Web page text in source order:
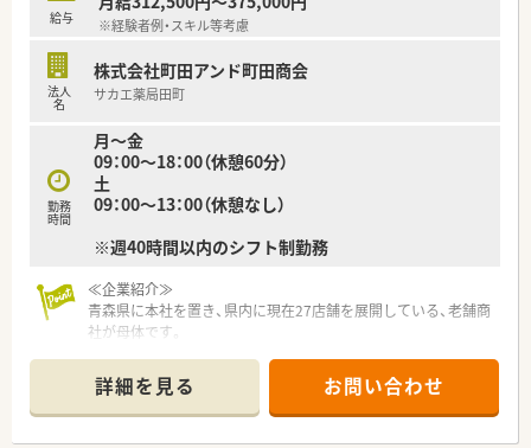
す。
■ブランクを経て復帰した方も多く、最新機器のサポートを受け
■地域貢献への意識が高いスタッフが多く、患者様からの些細な
相談にも丁寧に対応するホスピタリティ溢れる方が集まってい
給与 ※経験者例・スキル等考慮
法人
名
株式会社町田アンド町田商会
サカエ薬局田町
勤務
時間
月～金
09：00～18：00（休憩60分）
土
09：00～13：00（休憩なし）
※週40時間以内のシフト制勤務
≪企業紹介≫
青森県に本社を置き、県内に現在27店舗を展開している、老舗商
社が母体です。
販売、介護・福祉関係など「医・食・住」においてトータルでサポー
トできる体制を取っているため、薬剤師・患者さま双方に安全・安
心を提供できるような取り組みをしております。
詳細を見る お問い合わせ